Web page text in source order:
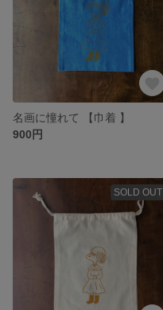
名画に憧れて 【巾着 】
900円
SOLD OUT